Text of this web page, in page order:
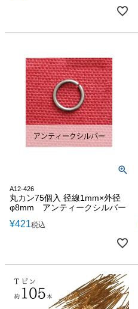
A12-426
丸カン75個入 径線1mm×外径
φ8mm アンティークシルバー
¥421税込